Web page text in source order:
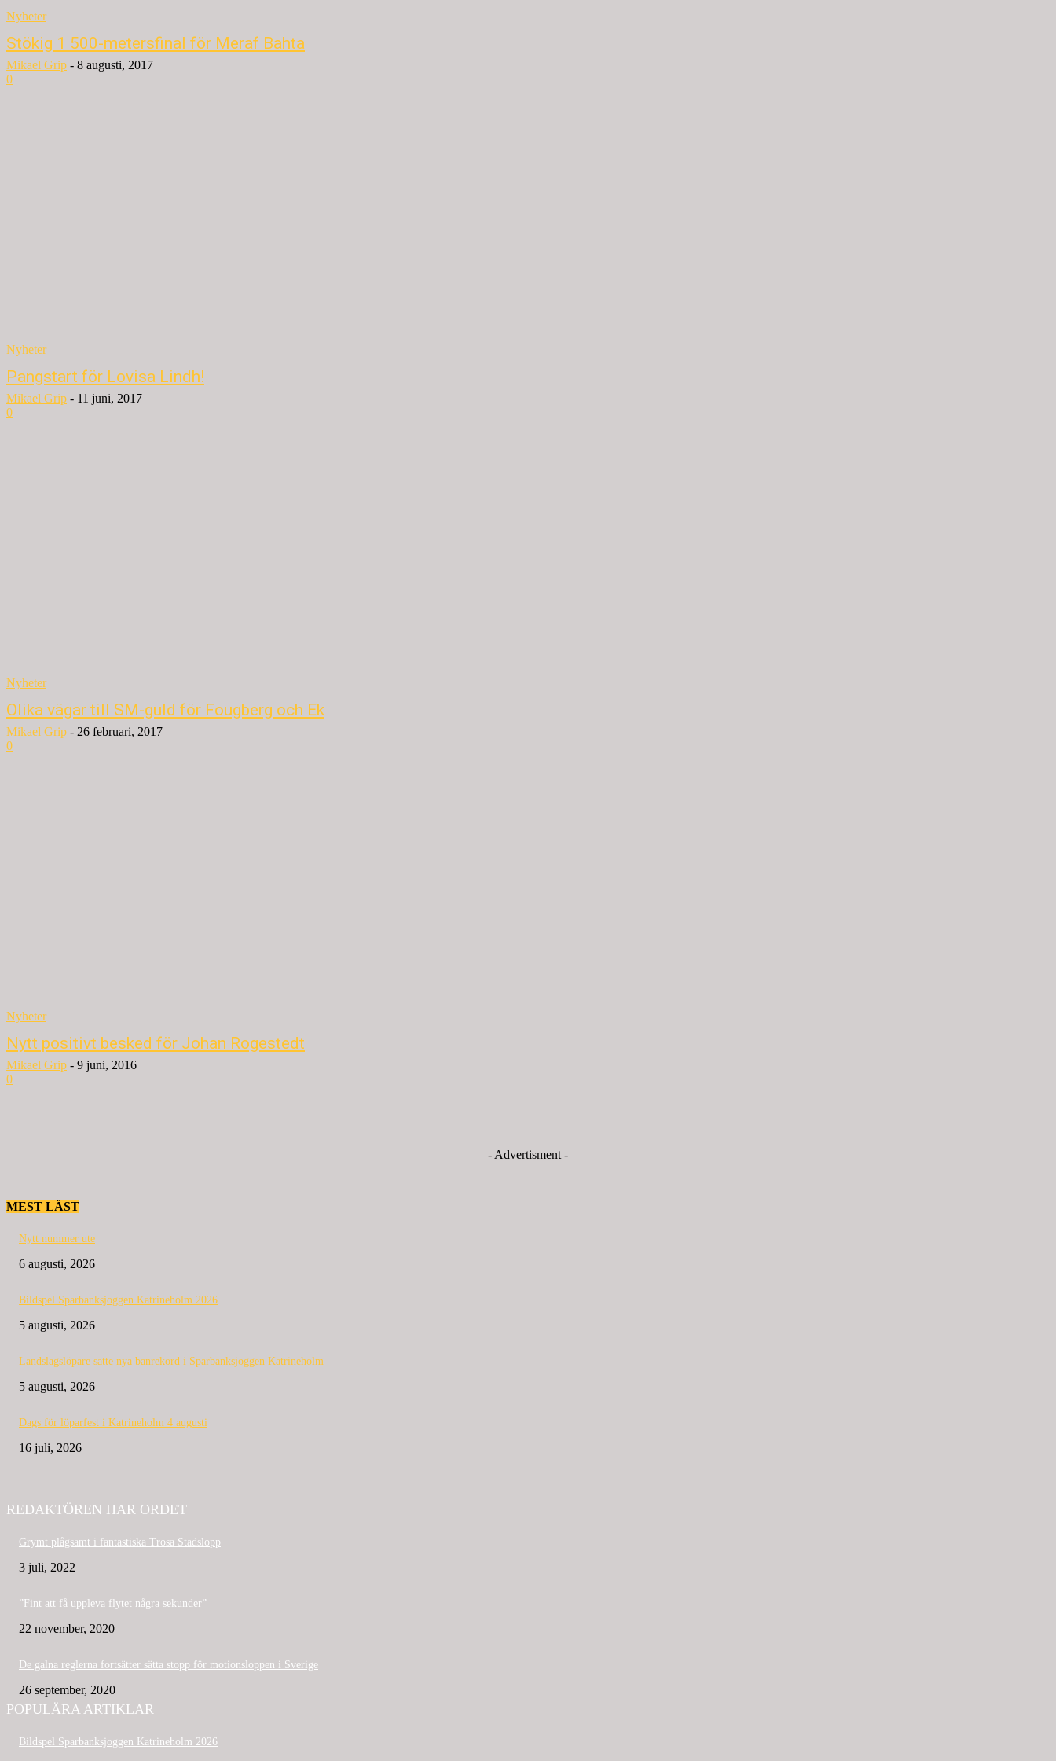
Nyheter
Stökig 1 500-metersfinal för Meraf Bahta
Mikael Grip - 8 augusti, 2017
0
Nyheter
Pangstart för Lovisa Lindh!
Mikael Grip - 11 juni, 2017
0
Nyheter
Olika vägar till SM-guld för Fougberg och Ek
Mikael Grip - 26 februari, 2017
0
Nyheter
Nytt positivt besked för Johan Rogestedt
Mikael Grip - 9 juni, 2016
0
- Advertisment -
MEST LÄST
Nytt nummer ute
6 augusti, 2026
Bildspel Sparbanksjoggen Katrineholm 2026
5 augusti, 2026
Landslagslöpare satte nya banrekord i Sparbanksjoggen Katrineholm
5 augusti, 2026
Dags för löparfest i Katrineholm 4 augusti
16 juli, 2026
REDAKTÖREN HAR ORDET
Grymt plågsamt i fantastiska Trosa Stadslopp
3 juli, 2022
”Fint att få uppleva flytet några sekunder”
22 november, 2020
De galna reglerna fortsätter sätta stopp för motionsloppen i Sverige
26 september, 2020
POPULÄRA ARTIKLAR
Bildspel Sparbanksjoggen Katrineholm 2026